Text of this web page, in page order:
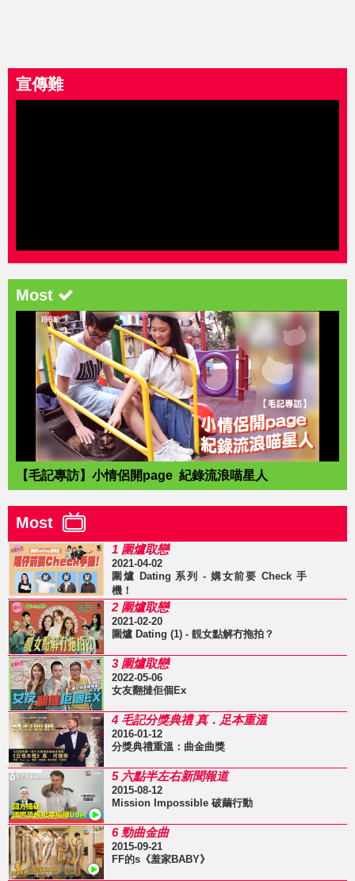
宣傳難
Most
【毛記專訪】小情侶開page 紀錄流浪喵星人
Most
1 圍爐取戀
2021-04-02
圍爐 Dating 系列 - 媾女前要 Check 手
機！
2 圍爐取戀
2021-02-20
圍爐 Dating (1) - 靚女點解冇拖拍？
3 圍爐取戀
2022-05-06
女友翻撻佢個Ex
4 毛記分獎典禮 真．足本重溫
2016-01-12
分獎典禮重溫：曲金曲獎
5 六點半左右新聞報道
2015-08-12
Mission Impossible 破繭行動
6 勁曲金曲
2015-09-21
FF的s《羞家BABY》